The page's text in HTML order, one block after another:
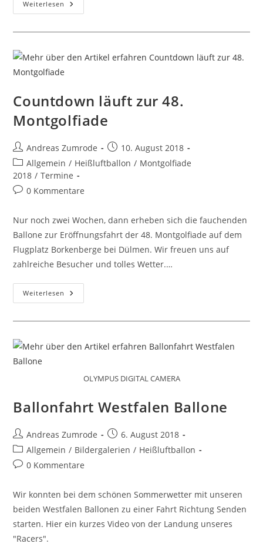
Weiterlesen Nachlese
48.
Borkenberge
Countdown läuft zur 48.
Montgolfiade
Beitrags-
Autor:
Andreas Zumrode
Beitrag
veröffentlicht:
10. August 2018
Beitrags-
Kategorie:
Allgemein / Heißluftballon / Montgolfiade
2018 / Termine
Beitrags-
0 Kommentare
Nur noch zwei Wochen, dann erheben sich die fauchenden
Ballone zur Eröffnungsfahrt der 48. Montgolfiade auf dem
Flugplatz Borkenberge bei Dülmen. Wir freuen uns auf
zahlreiche Besucher und tolles Wetter.…
Weiterlesen Countdown
Läuft
OLYMPUS DIGITAL CAMERA
Ballonfahrt Westfalen Ballone
Beitrags-
Autor:
Andreas Zumrode
Beitrag
veröffentlicht:
6. August 2018
Beitrags-
Kategorie:
Allgemein / Bildergalerien / Heißluftballon
Beitrags-
0 Kommentare
Wir konnten bei dem schönen Sommerwetter mit unseren
beiden Westfalen Ballonen zu einer Fahrt Richtung Senden
starten. Hier ein kurzes Video von der Landung unseres
"Racers".